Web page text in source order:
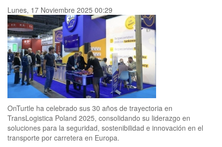
Lunes, 17 Noviembre 2025 00:29
OnTurtle ha celebrado sus 30 años de trayectoria en
TransLogistica Poland 2025, consolidando su liderazgo en
soluciones para la seguridad, sostenibilidad e innovación en el
transporte por carretera en Europa.